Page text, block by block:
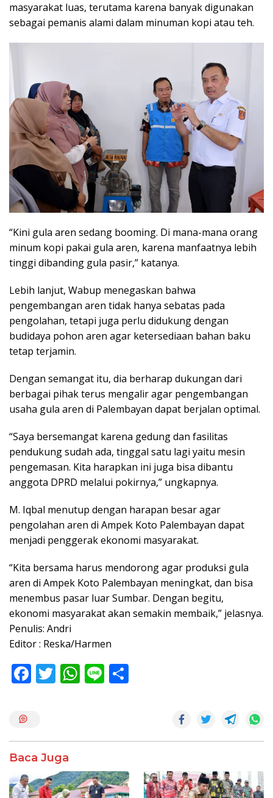
masyarakat luas, terutama karena banyak digunakan
sebagai pemanis alami dalam minuman kopi atau teh.
“Kini gula aren sedang booming. Di mana-mana orang
minum kopi pakai gula aren, karena manfaatnya lebih
tinggi dibanding gula pasir,” katanya.
Lebih lanjut, Wabup menegaskan bahwa
pengembangan aren tidak hanya sebatas pada
pengolahan, tetapi juga perlu didukung dengan
budidaya pohon aren agar ketersediaan bahan baku
tetap terjamin.
Dengan semangat itu, dia berharap dukungan dari
berbagai pihak terus mengalir agar pengembangan
usaha gula aren di Palembayan dapat berjalan optimal.
“Saya bersemangat karena gedung dan fasilitas
pendukung sudah ada, tinggal satu lagi yaitu mesin
pengemasan. Kita harapkan ini juga bisa dibantu
anggota DPRD melalui pokirnya,” ungkapnya.
M. Iqbal menutup dengan harapan besar agar
pengolahan aren di Ampek Koto Palembayan dapat
menjadi penggerak ekonomi masyarakat.
“Kita bersama harus mendorong agar produksi gula
aren di Ampek Koto Palembayan meningkat, dan bisa
menembus pasar luar Sumbar. Dengan begitu,
ekonomi masyarakat akan semakin membaik,” jelasnya.
Penulis: Andri
Editor : Reska/Harmen
F
o
o
k
T W
p
p
Li
Baca Juga